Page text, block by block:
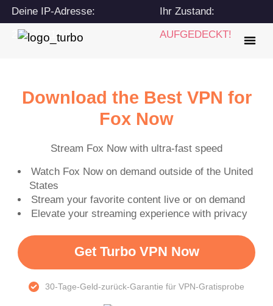
Deine IP-Adresse:
216.73.216.201
Ihr Zustand:
AUFGEDECKT!
Download the Best VPN for
Fox Now
Stream Fox Now with ultra-fast speed
Watch Fox Now on demand outside of the United
States
Stream your favorite content live or on demand
Elevate your streaming experience with privacy
Get Turbo VPN Now
30-Tage-Geld-zurück-Garantie für VPN-Gratisprobe